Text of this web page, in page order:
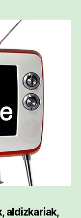
aldizkariak,